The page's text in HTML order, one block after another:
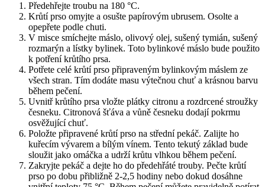
Předehřejte troubu na 180 °C.
Krůtí prso omyjte a osušte papírovým ubrusem. Osolte a
opepřete podle chuti.
V misce smíchejte máslo, olivový olej, sušený tymián, sušený
rozmarýn a lístky bylinek. Toto bylinkové máslo bude použito
k potření krůtího prsa.
Potřete celé krůtí prso připraveným bylinkovým máslem ze
všech stran. Tím dodáte masu výtečnou chuť a krásnou barvu
během pečení.
Uvnitř krůtího prsa vložte plátky citronu a rozdrcené stroužky
česneku. Citronová šťáva a vůně česneku dodají pokrmu
osvěžující chuť.
Položte připravené krůtí prso na střední pekáč. Zalijte ho
kuřecím vývarem a bílým vínem. Tento tekutý základ bude
sloužit jako omáčka a udrží krůtu vlhkou během pečení.
Zakryjte pekáč a dejte ho do předehřáté trouby. Pečte krůtí
prso po dobu přibližně 2-2,5 hodiny nebo dokud dosáhne